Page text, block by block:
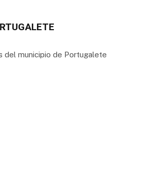
del municipio de Portugalete